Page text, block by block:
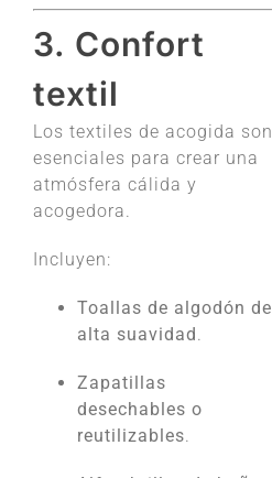
3. Confort
textil
Los textiles de acogida son
esenciales para crear una
atmósfera cálida y
acogedora.
Incluyen:
Toallas de algodón de
alta suavidad.
Zapatillas
desechables o
reutilizables.